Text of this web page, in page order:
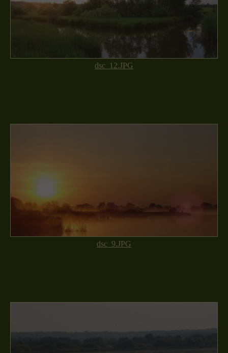
dsc_12.JPG
dsc_9.JPG